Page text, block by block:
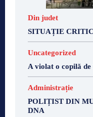
Din judet
SITUAȚIE
Uncategorized
A violat o copilă
Administrație
POLIȚIST DIN
DNA